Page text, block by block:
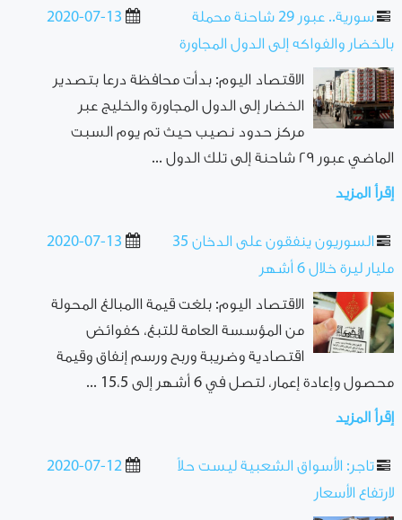
2020-07-13
سورية.. عبور 29 شاحنة محملة
بالخضار والفواكه إلى الدول المجاورة
الاقتصاد اليوم: بدأت محافظة درعا بتصدير
الخضار إلى الدول المجاورة والخليج عبر
مركز حدود نصيب حيث تم يوم السبت
الماضي عبور ٢٩ شاحنة إلى تلك الدول ...
إقرأ المزيد
2020-07-13
السوريون ينفقون على الدخان 35
مليار ليرة خلال 6 أشهر
الاقتصاد اليوم: بلغت قيمة االمبالغ المحولة
من المؤسسة العامة للتبغ، كفوائض
اقتصادية وضريبة وربح ورسم إنفاق وقيمة
محصول وإعادة إعمار، لتصل في 6 أشهر إلى 15،5 ...
إقرأ المزيد
2020-07-12
تاجر: الأسواق الشعبية ليست حلاً
لارتفاع الأسعار